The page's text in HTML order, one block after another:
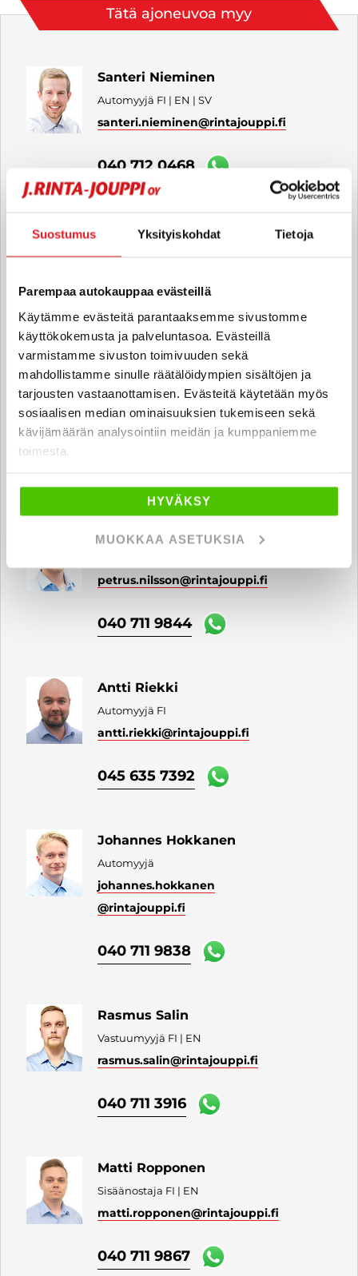
Suostumus Yksityiskohdat Tietoja
Parempaa autokauppaa evästeillä
Käytämme evästeitä parantaaksemme sivustomme
käyttökokemusta ja palveluntasoa. Evästeillä
varmistamme sivuston toimivuuden sekä
mahdollistamme sinulle räätälöidympien sisältöjen ja
tarjousten vastaanottamisen. Evästeitä käytetään myös
sosiaalisen median ominaisuuksien tukemiseen sekä
kävijämäärän analysointiin meidän ja kumppaniemme
toimesta.
HYVÄKSY
MUOKKAA ASETUKSIA
Tätä ajoneuvoa myy
Santeri Nieminen
Automyyjä FI | EN | SV
santeri.nieminen@rintajouppi.fi
040 712 0468
Norah Peetri
040 711 9841
Joel Ojala
joel.ojala@rintajouppi.fi
Petrus Nilsson
petrus.nilsson@rintajouppi.fi
040 711 9844
Antti Riekki
Automyyjä FI
antti.riekki@rintajouppi.fi
045 635 7392
Johannes Hokkanen
Automyyjä
johannes.hokkanen
@rintajouppi.fi
040 711 9838
Rasmus Salin
Vastuumyyjä FI | EN
rasmus.salin@rintajouppi.fi
040 711 3916
Matti Ropponen
Sisäänostaja FI | EN
matti.ropponen@rintajouppi.fi
040 711 9867